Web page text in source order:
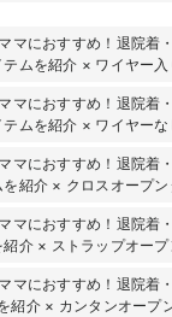
マにおすすめ！退院着
テムを紹介 × ワイヤー入
マにおすすめ！退院着
テムを紹介 × ワイヤーな
マにおすすめ！退院着
を紹介 × クロスオープ
マにおすすめ！退院着
紹介 × ストラップオー
マにおすすめ！退院着
紹介 × カンタンオープ